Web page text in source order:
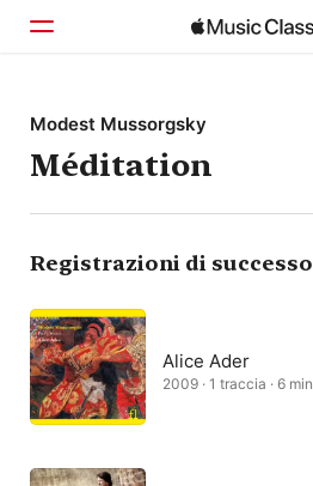
Home
Scopri
Cerca
Modest Mussorgsky
Méditation
Registrazioni di successo
Alice Ader
2009 · 1 traccia · 6 min